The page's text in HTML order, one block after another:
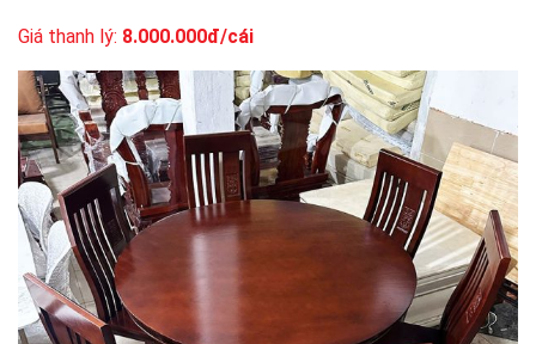
Giá thanh lý: 8.000.000đ/cái